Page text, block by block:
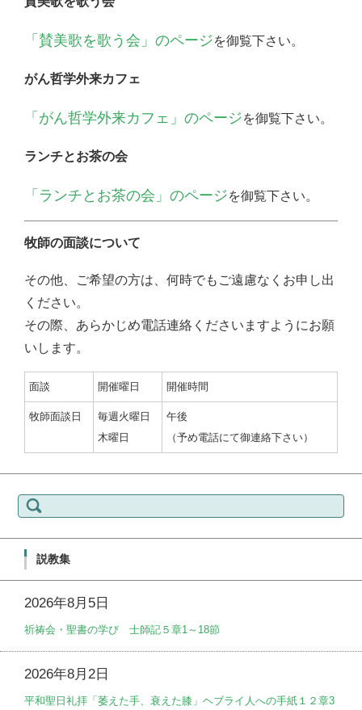
「賛美歌を歌う会」のページを御覧下さい。
がん哲学外来カフェ
「がん哲学外来カフェ」のページを御覧下さい。
ランチとお茶の会
「ランチとお茶の会」のページを御覧下さい。
牧師の面談について
その他、ご希望の方は、何時でもご遠慮なくお申し出
ください。
その際、あらかじめ電話連絡くださいますようにお願
いします。
面談 開催曜日 開催時間
牧師面談日
毎週火曜日
木曜日
午後
（予め電話にて御連絡下さい）
索:
説教集
2026年8月5日
祈祷会・聖書の学び 士師記５章1～18節
2026年8月2日
平和聖日礼拝「萎えた手、衰えた膝」ヘブライ人への手紙１２章3